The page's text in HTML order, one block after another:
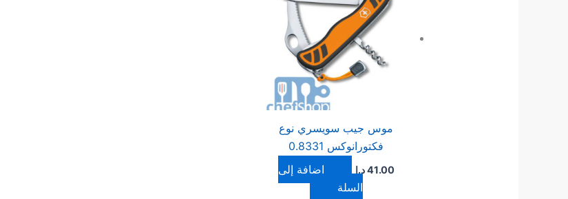
موس جيب سويسري نوع
فكتورانوكس 0.8331
41.00د.ا
إضافة إلى
السلة